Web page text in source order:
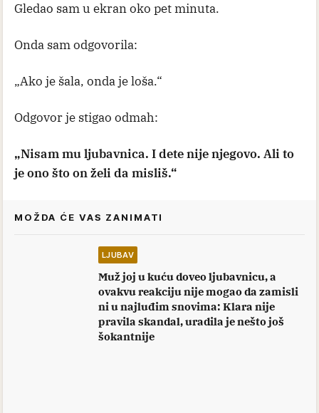
Gledao sam u ekran oko pet minuta.
Onda sam odgovorila:
„Ako je šala, onda je loša.“
Odgovor je stigao odmah:
„Nisam mu ljubavnica. I dete nije njegovo. Ali to
je ono što on želi da misliš.“
MOŽDA ĆE VAS ZANIMATI
LJUBAV
Muž joj u kuću doveo ljubavnicu, a
ovakvu reakciju nije mogao da zamisli
ni u najluđim snovima: Klara nije
pravila skandal, uradila je nešto još
šokantnije